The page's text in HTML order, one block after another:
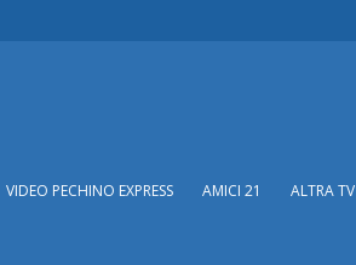
VIDEO PECHINO EXPRESS AMICI 21 ALTRA TV